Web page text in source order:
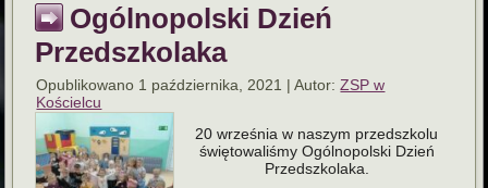
Ogólnopolski Dzień
Przedszkolaka
Opublikowano 1 października, 2021 |Autor: ZSP w
Kościelcu
20 września w naszym przedszkolu
świętowaliśmy Ogólnopolski Dzień
Przedszkolaka.